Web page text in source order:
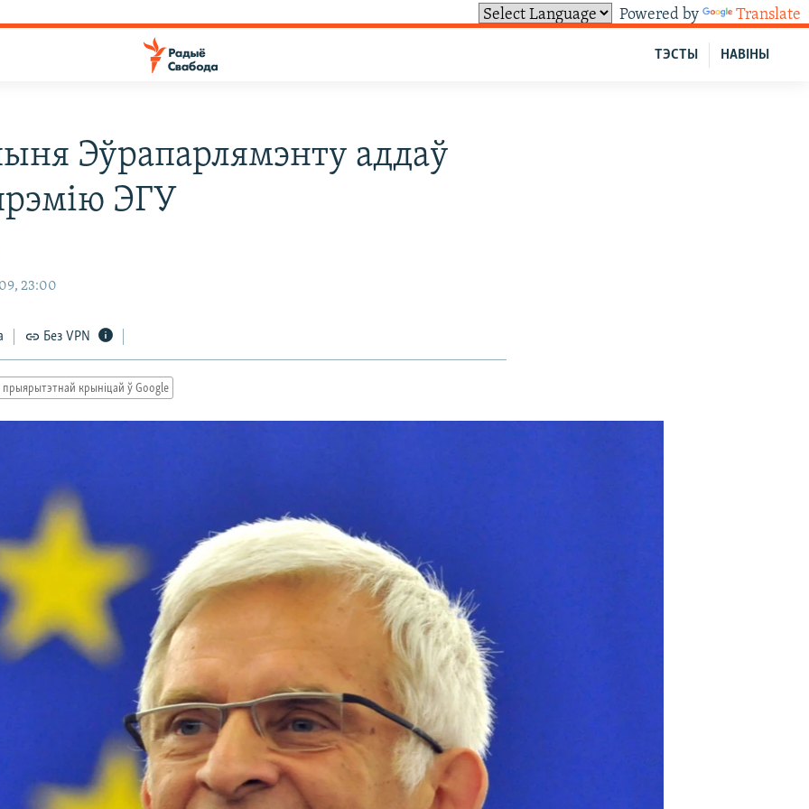
Powered by Translate
НАВІНЫ
ТЭСТЫ
Эўрапарлямэнту аддаў
ЭГУ
23:00
Без VPN
прыярытэтнай крыніцай ў Google